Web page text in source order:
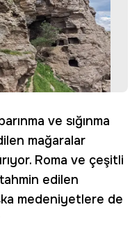
ve sığınma
mağaralar
Roma ve çeşitli
edilen
medeniyetlere de